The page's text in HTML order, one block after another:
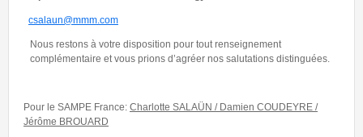
csalaun@mmm.com
Nous restons à votre disposition pour tout renseignement
complémentaire et vous prions d’agréer nos salutations distinguées.
Pour le SAMPE France: Charlotte SALAÜN / Damien COUDEYRE /
Jérôme BROUARD